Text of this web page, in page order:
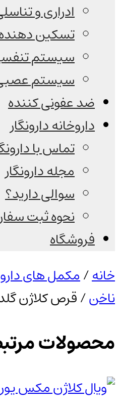
ادراری و
تسکین
سیستم
سیستم
ضد عفونی کننده
داروخانه دارونگار
تماس با
مجله دارونگار
سوالی دارید؟
نحوه ثبت
فروشگاه
خانه/مکمل های
ناخن/ قرص کلاژن
محصولات